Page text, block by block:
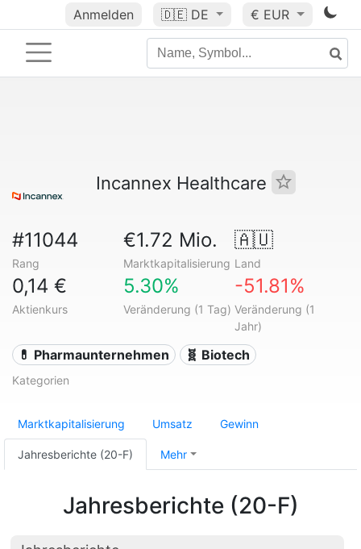
Anmelden 🇩🇪 DE € EUR
Incannex Healthcare
#11044
Rang
€1.72 Mio.
Marktkapitalisierung
🇦🇺
Land
0,14 €
Aktienkurs
5.30%
Veränderung (1 Tag)
-51.81%
Veränderung (1
Jahr)
💊 Pharmaunternehmen 🧬 Biotech
Kategorien
Marktkapitalisierung Umsatz Gewinn
Jahresberichte (20-F) Mehr
Jahresberichte (20-F)